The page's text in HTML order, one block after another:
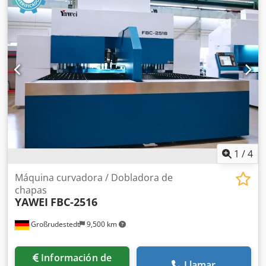
fabricante. La información se proporciona de buena fe,
pero no se puede garantizar su exactitud. Por lo tanto, no
constituye representación ni condiciones contractuales. Le
recomendamos comprobar todos los detalles importantes.
1 /4
Großrudestedt 9,500 km
Máquina curvadora / Dobladora de
chapas
YAWEI FBC-2516
Información de